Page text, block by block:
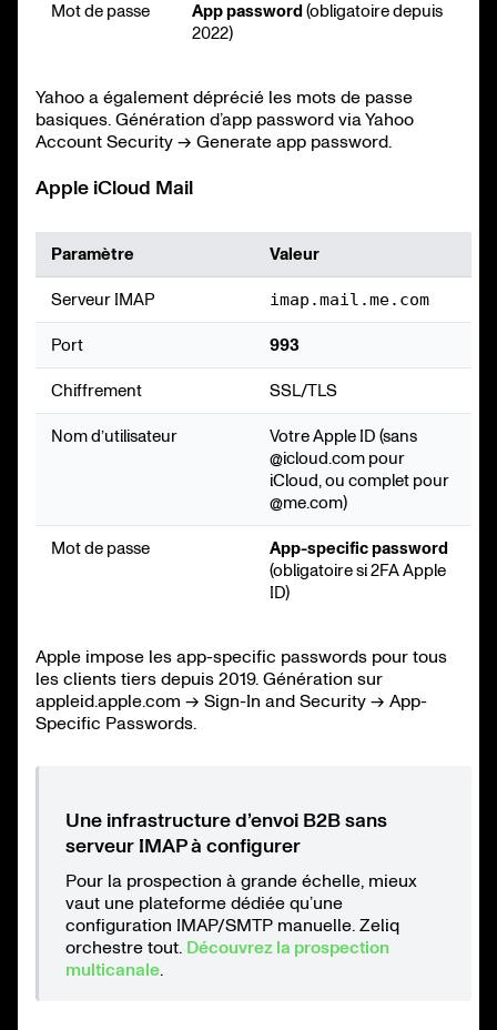
Mot de passe App password (obligatoire depuis
2022)
Yahoo a également déprécié les mots de passe
basiques. Génération d’app password via Yahoo
Account Security → Generate app password.
Apple iCloud Mail
Paramètre Valeur
Serveur IMAP imap.mail.me.com
Port 993
Chiffrement SSL/TLS
Nom d’utilisateur
Votre Apple ID (sans
@icloud.com pour
iCloud, ou complet pour
@me.com)
Mot de passe
App-specific password
(obligatoire si 2FA Apple
ID)
Apple impose les app-specific passwords pour tous
les clients tiers depuis 2019. Génération sur
appleid.apple.com → Sign-In and Security → App-
Specific Passwords.
Une infrastructure d’envoi B2B sans
serveur IMAP à configurer
Pour la prospection à grande échelle, mieux
vaut une plateforme dédiée qu’une
configuration IMAP/SMTP manuelle. Zeliq
orchestre tout. Découvrez la prospection
multicanale.